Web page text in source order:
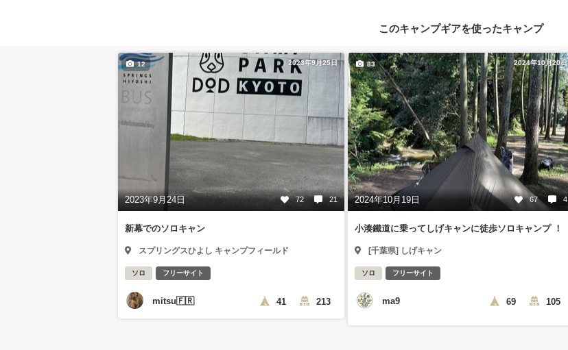
このキャンプギアを使ったキャンプ
2023年9月25日
2023年9月24日 72 21
12
新幕でのソロキャン
スプリングスひよし キャンプフィールド
ソロ フリーサイト
mitsu🇫🇷 41 213
2024年10月20日
2024年10月19日 67 4
83
小湊鐵道に乗ってしげキャンに徒歩ソロキャンプ ！
[千葉県] しげキャン
ソロ フリーサイト
ma9 69 105